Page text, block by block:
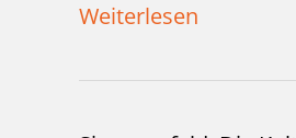
Weiterlesen